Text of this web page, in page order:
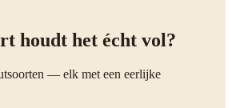
houdt het écht vol?
— elk met een eerlijke